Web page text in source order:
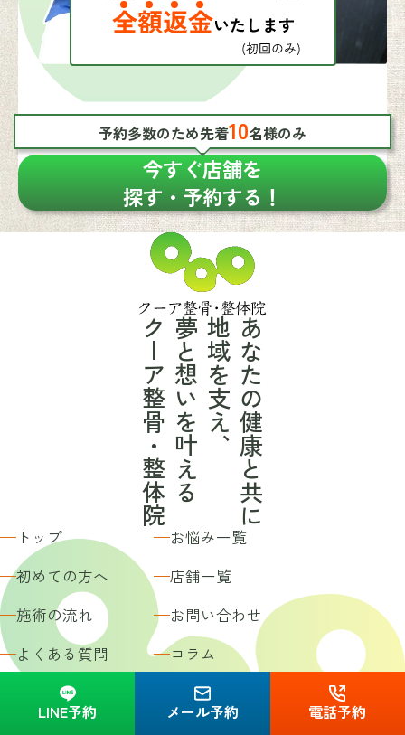
LINE予約 メール予約 電話予約
予約多数のため先着10名様のみ
今すぐ店舗を
探す・予約する！
あなたの健康と共に
地域を支え、
夢と想いを叶える
クーア整骨・整体院
トップ
お悩み一覧
初めての方へ
店舗一覧
施術の流れ
お問い合わせ
よくある質問
コラム
お客様の声
お知らせ